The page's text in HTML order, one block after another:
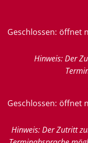
Klicken, um weitere
Geschlossen: öffnet
Hinweis: Der
Klicken, um weitere
Geschlossen: öffnet
Hinweis: Der Zutritt